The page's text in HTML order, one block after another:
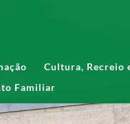
Cultura, Recreio
Familiar